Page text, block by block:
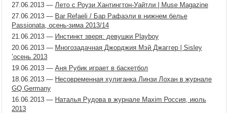
27.06.2013 — Лето с Роузи Хантингтон-Уайтли | Muse Magazine
27.06.2013 — Bar Refaeli / Бар Рафаэли в нижнем белье
Passionata, осень-зима 2013/14
21.06.2013 — Инстинкт зверя: девушки Playboy
20.06.2013 — Многозадачная Джорджия Мэй Джаггер | Sisley
’осень 2013
19.06.2013 — Аня Рубик играет в баскетбол
18.06.2013 — Несовременная хулиганка Линзи Лохан в журнале
GQ Germany
16.06.2013 — Наталья Рудова в журнале Maxim Россия, июль
2013